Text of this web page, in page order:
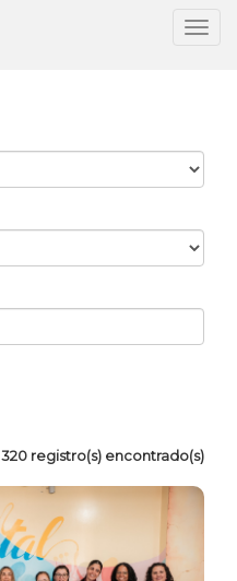
320 registro(s) encontrado(s)